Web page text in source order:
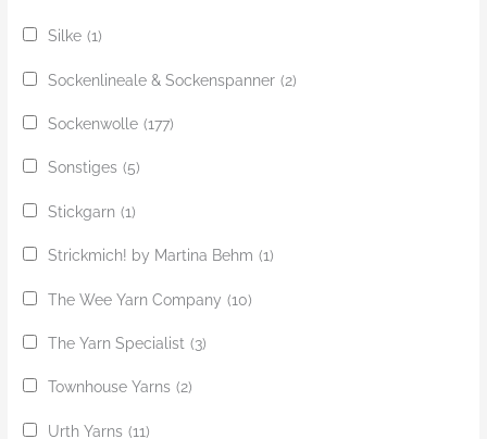
Silke (1)
Sockenlineale & Sockenspanner (2)
Sockenwolle (177)
Sonstiges (5)
Stickgarn (1)
Strickmich! by Martina Behm (1)
The Wee Yarn Company (10)
The Yarn Specialist (3)
Townhouse Yarns (2)
Urth Yarns (11)